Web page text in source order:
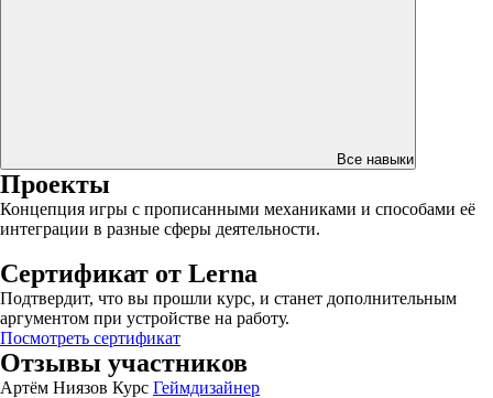
Все навыки
Проекты
Концепция игры с прописанными механиками и способами её
интеграции в разные сферы деятельности.
Сертификат от Lerna
Подтвердит, что вы прошли курс, и станет дополнительным
аргументом при устройстве на работу.
Посмотреть сертификат
Отзывы участников
Артём Ниязов Курс Геймдизайнер